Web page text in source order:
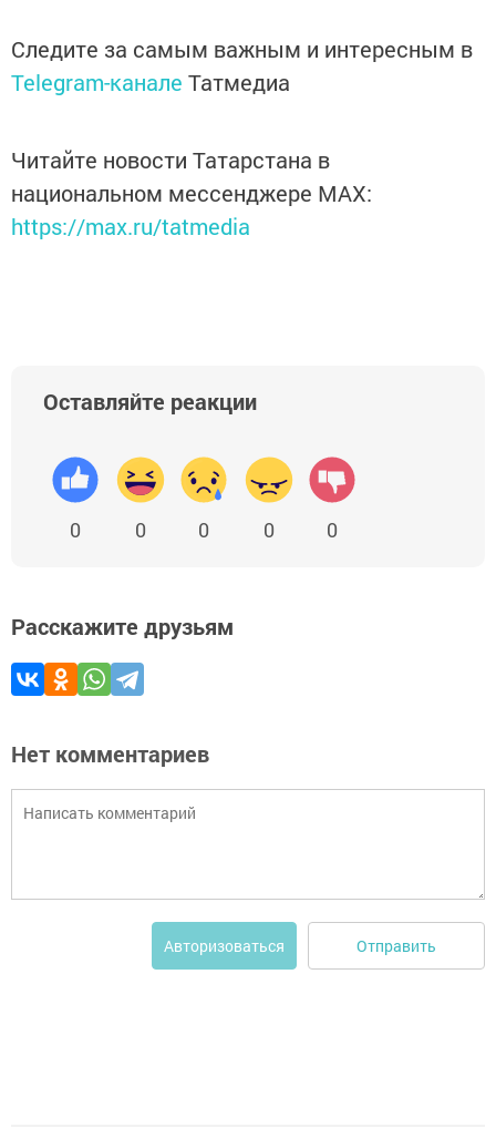
Следите за самым важным и интересным в
Telegram-канале Татмедиа
Читайте новости Татарстана в
национальном мессенджере MАХ:
https://max.ru/tatmedia
Оставляйте реакции
0 0 0 0 0
Расскажите друзьям
Нет комментариев
Авторизоваться Отправить